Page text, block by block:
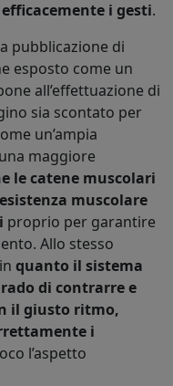
i gesti.
pubblicazione di
esposto come un
all’effettuazione di
sia scontato per
un’ampia
maggiore
le catene muscolari
muscolare
proprio per garantire
Allo stesso
quanto il sistema
di contrarre e
il giusto ritmo,
i
l’aspetto